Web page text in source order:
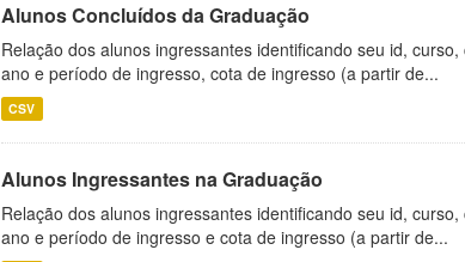
Alunos Concluídos da Graduação
Relação dos alunos ingressantes identificando seu id,
ano e período de ingresso, cota de ingresso (a partir de...
CSV
Alunos Ingressantes na Graduação
Relação dos alunos ingressantes identificando seu id,
ano e período de ingresso e cota de ingresso (a partir de...